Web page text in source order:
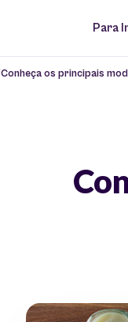
Para
Conheça os principais